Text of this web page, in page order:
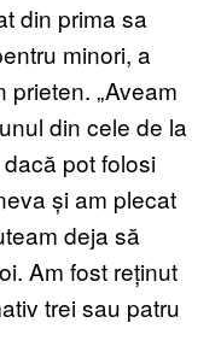
din prima sa
minori, a
„Aveam
din cele de la
pot folosi
și am plecat
deja să
Am fost reținut
trei sau patru